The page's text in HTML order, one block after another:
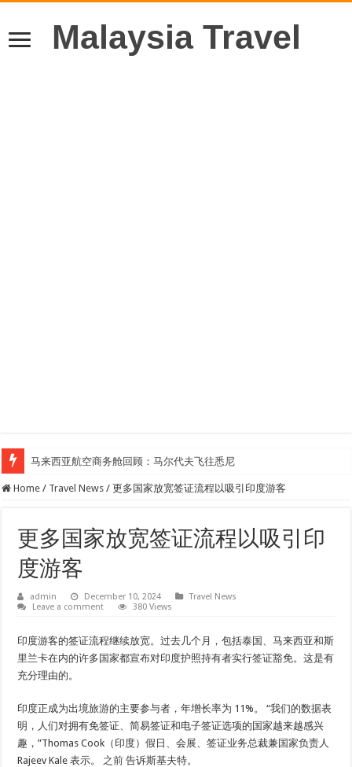
Malaysia Travel
马来西亚航空商务舱回顾：马尔代夫飞往悉尼
Home / Travel News / 更多国家放宽签证流程以吸引印度游客
更多国家放宽签证流程以吸引印
度游客
admin December 10, 2024
Travel News
Leave a comment
380 Views
印度游客的签证流程继续放宽。过去几个月，包括泰国、马来西亚和斯
里兰卡在内的许多国家都宣布对印度护照持有者实行签证豁免。这是有
充分理由的。
印度正成为出境旅游的主要参与者，年增长率为 11%。 “我们的数据表
明，人们对拥有免签证、简易签证和电子签证选项的国家越来越感兴
趣，”Thomas Cook（印度）假日、会展、签证业务总裁兼国家负责人
Rajeev Kale 表示。 之前 告诉斯基夫特。